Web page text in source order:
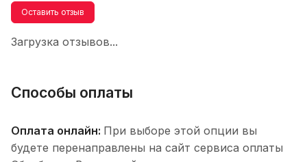
Оставить отзыв
Загрузка отзывов...
Способы оплаты
Оплата онлайн: При выборе этой опции вы
будете перенаправлены на сайт сервиса оплаты